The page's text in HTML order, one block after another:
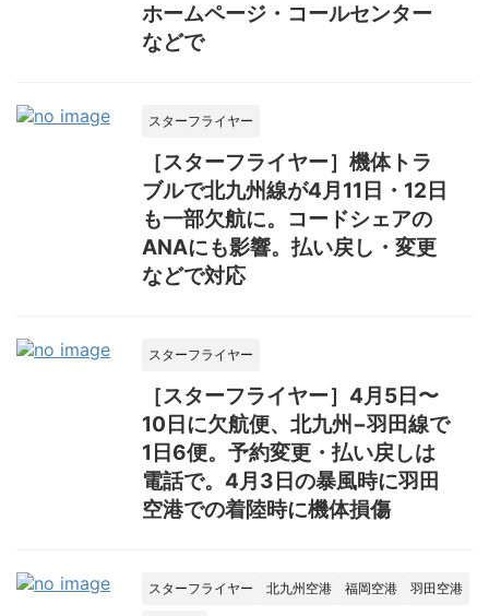
ホームページ・コールセンター
などで
スターフライヤー
［スターフライヤー］機体トラ
ブルで北九州線が4月11日・12日
も一部欠航に。コードシェアの
ANAにも影響。払い戻し・変更
などで対応
スターフライヤー
［スターフライヤー］4月5日〜
10日に欠航便、北九州−羽田線で
1日6便。予約変更・払い戻しは
電話で。4月3日の暴風時に羽田
空港での着陸時に機体損傷
スターフライヤー 北九州空港 福岡空港 羽田空港